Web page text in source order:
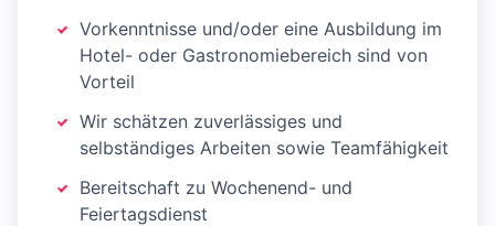
Vorkenntnisse und/oder eine Ausbildung im
Hotel- oder Gastronomiebereich sind von
Vorteil
Wir schätzen zuverlässiges und
selbständiges Arbeiten sowie Teamfähigkeit
Bereitschaft zu Wochenend- und
Feiertagsdienst